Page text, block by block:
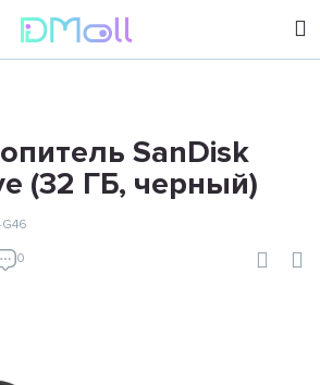
SanDisk
(32 ГБ, черный)
0